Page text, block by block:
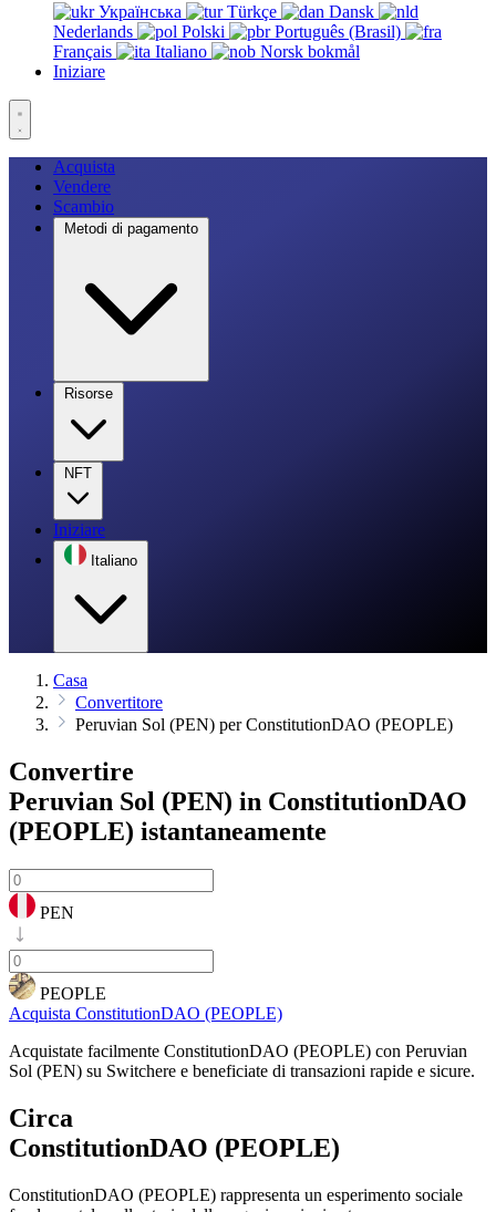
Українська
Türkçe
Dansk
Nederlands
Polski
Português (Brasil)
Français
Italiano
Norsk bokmål
Iniziare
Acquista
Vendere
Scambio
Metodi di pagamento
Risorse
NFT
Iniziare
Italiano
Casa
Convertitore
Peruvian Sol (PEN) per ConstitutionDAO (PEOPLE)
Convertire
Peruvian Sol (PEN) in ConstitutionDAO
(PEOPLE) istantaneamente
PEN
PEOPLE
Acquista ConstitutionDAO (PEOPLE)
Acquistate facilmente ConstitutionDAO (PEOPLE) con Peruvian
Sol (PEN) su Switchere e beneficiate di transazioni rapide e sicure.
Circa
ConstitutionDAO (PEOPLE)
ConstitutionDAO (PEOPLE) rappresenta un esperimento sociale